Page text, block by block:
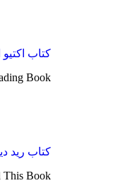
کتاب
Book
کتاب رید
This Book